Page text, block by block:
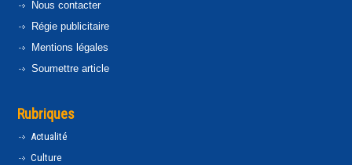
Nous contacter
Régie publicitaire
Mentions légales
Soumettre article
Rubriques
Actualité
Culture